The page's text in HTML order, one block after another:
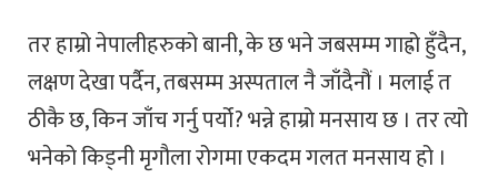
तर हाम्रो नेपालीहरुको बानी, के छ भने जबसम्म गाह्रो हुँदैन,
लक्षण देखा पर्दैन, तबसम्म अस्पताल नै जाँदैनौं । मलाई त
ठीकै छ, किन जाँच गर्नु पर्यो? भन्ने हाम्रो मनसाय छ । तर त्यो
भनेको किड्नी मृगौला रोगमा एकदम गलत मनसाय हो ।